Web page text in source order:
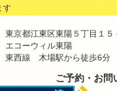
す
東京都江東区東陽５丁目１５
エコーウィル東陽
東西線 木場駅から徒歩6分
ご予約・お問